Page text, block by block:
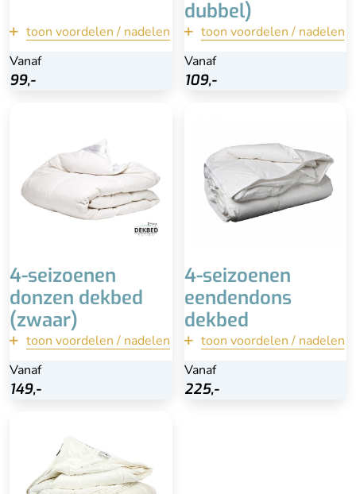
toon voordelen / nadelen
Vanaf
99,-
terug
Bekijk
dubbel)
toon voordelen / nadelen
Vanaf
109,-
terug
Bekijk
4-seizoenen
donzen dekbed
(zwaar)
toon voordelen / nadelen
Vanaf
149,-
Downafresh keurmerk
Betaalbare prijs
Duurzaam
Advies is professioneel
reinigen
Hoog percentage veertjes
terug
Bekijk
4-seizoenen
eendendons
dekbed
toon voordelen / nadelen
Vanaf
225,-
90% eendendons (klasse
1)
Duurzame en
diervriendelijke manier
geproduceerd
laten reinigen
terug
Bekijk